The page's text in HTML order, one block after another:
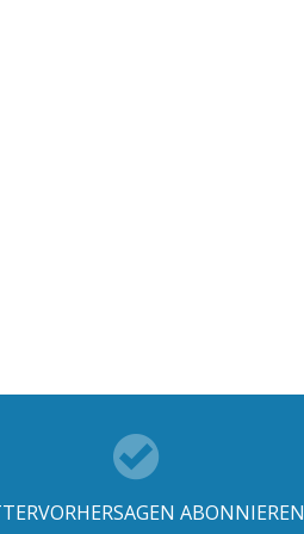
ABONNIEREN